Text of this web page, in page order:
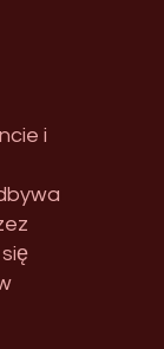
i